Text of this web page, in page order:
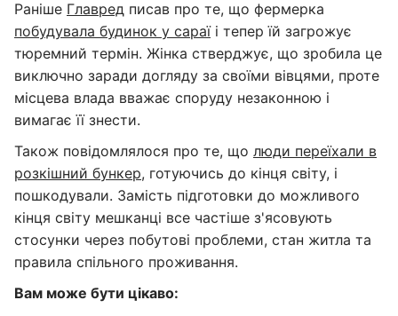
Раніше Главред писав про те, що фермерка
побудувала будинок у сараїі тепер їй загрожує
тюремний термін. Жінка стверджує, що зробила це
виключно заради догляду за своїми вівцями, проте
місцева влада вважає споруду незаконною і
вимагає її знести.
Також повідомлялося про те, що люди переїхали в
розкішний бункер, готуючись до кінця світу, і
пошкодували. Замість підготовки до можливого
кінця світу мешканці все частіше з'ясовують
стосунки через побутові проблеми, стан житла та
правила спільного проживання.
Вам може бути цікаво: